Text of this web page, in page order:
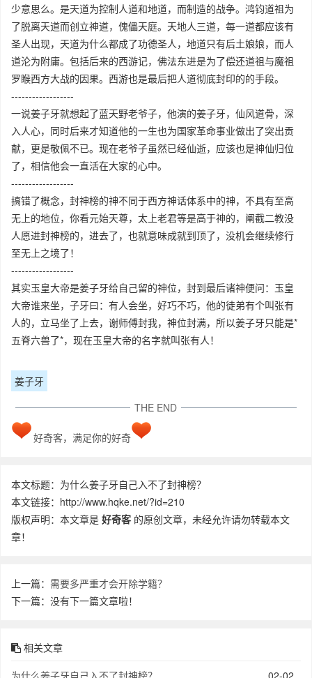
少意思么。是天道为控制人道和地道，而制造的战争。鸿钧道祖为
了脱离天道而创立神道，傀儡天庭。天地人三道，每一道都应该有
圣人出现，天道为什么都成了功德圣人，地道只有后土娘娘，而人
道沦为附庸。包括后来的西游记，佛法东进是为了偿还道祖与魔祖
罗睺西方大战的因果。西游也是最后把人道彻底封印的的手段。
------------------
一说姜子牙就想起了蓝天野老爷子，他演的姜子牙，仙风道骨，深
入人心，同时后来才知道他的一生也为国家革命事业做出了突出贡
献，更是敬佩不已。现在老爷子虽然已经仙逝，应该也是神仙归位
了，相信他会一直活在大家的心中。
------------------
搞错了概念，封神榜的神不同于西方神话体系中的神，不具有至高
无上的地位，你看元始天尊，太上老君等是高于神的，阐截二教没
人愿进封神榜的，进去了，也就意味成就到顶了，没机会继续修行
至无上之境了！
------------------
其实玉皇大帝是姜子牙给自己留的神位，封到最后诸神便问：玉皇
大帝谁来坐，子牙曰：有人会坐，好巧不巧，他的徒弟有个叫张有
人的，立马坐了上去，谢师傅封我，神位封满，所以姜子牙只能是*
五脊六兽了*，现在玉皇大帝的名字就叫张有人！
姜子牙
THE END
好奇客，满足你的好奇
本文标题：为什么姜子牙自己入不了封神榜？
本文链接：http://www.hqke.net/?id=210
版权声明：本文章是 好奇客 的原创文章，未经允许请勿转载本文
章！
上一篇： 需要多严重才会开除学籍？
下一篇：没有下一篇文章啦！
相关文章
02-02
为什么姜子牙自己入不了封神榜？